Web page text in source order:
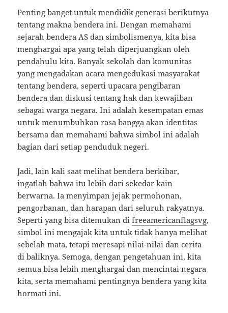
Penting banget untuk mendidik generasi berikutnya
tentang makna bendera ini. Dengan memahami
sejarah bendera AS dan simbolismenya, kita bisa
menghargai apa yang telah diperjuangkan oleh
pendahulu kita. Banyak sekolah dan komunitas
yang mengadakan acara mengedukasi masyarakat
tentang bendera, seperti upacara pengibaran
bendera dan diskusi tentang hak dan kewajiban
sebagai warga negara. Ini adalah kesempatan emas
untuk menumbuhkan rasa bangga akan identitas
bersama dan memahami bahwa simbol ini adalah
bagian dari setiap penduduk negeri.
Jadi, lain kali saat melihat bendera berkibar,
ingatlah bahwa itu lebih dari sekedar kain
berwarna. Ia menyimpan jejak permohonan,
pengorbanan, dan harapan dari seluruh rakyatnya.
Seperti yang bisa ditemukan difreeamericanflagsvg,
simbol ini mengajak kita untuk tidak hanya melihat
sebelah mata, tetapi meresapi nilai-nilai dan cerita
di baliknya. Semoga, dengan pengetahuan ini, kita
semua bisa lebih menghargai dan mencintai negara
kita, serta memahami pentingnya bendera yang kita
hormati ini.